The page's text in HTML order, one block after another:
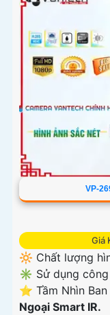
VP-
Giá
🔆 Chất lượng
✳️ Sử dụng công
⭐ Tầm Nhìn
Ngoại Smart IR.